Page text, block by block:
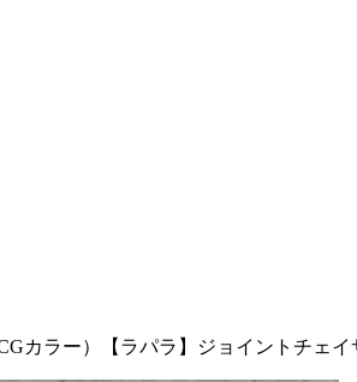
カラー）【ラパラ】ジョイントチェイ